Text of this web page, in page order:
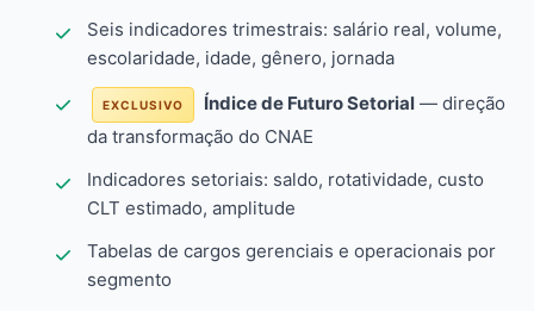
Seis indicadores trimestrais: salário real, volume,
escolaridade, idade, gênero, jornada
EXCLUSIVO Índice de Futuro Setorial — direção
da transformação do CNAE
Indicadores setoriais: saldo, rotatividade, custo
CLT estimado, amplitude
Tabelas de cargos gerenciais e operacionais por
segmento